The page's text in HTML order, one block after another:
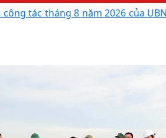
tác tháng 8 năm 2026 của